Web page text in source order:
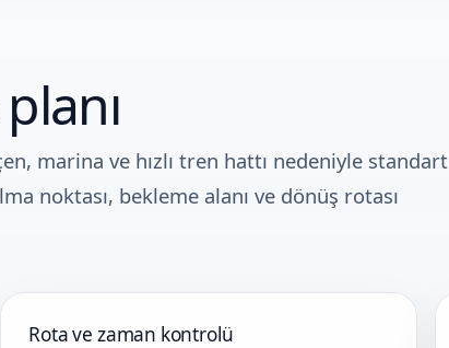
marina ve hızlı tren hattı nedeniyle standart
noktası, bekleme alanı ve dönüş rotası
Rota ve zaman kontrolü